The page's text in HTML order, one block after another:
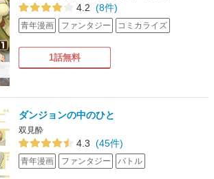
4.2 (8件)
青年漫画 ファンタジー コミカライズ
1話無料
ダンジョンの中のひと
双見酔
4.3 (45件)
青年漫画 ファンタジー バトル